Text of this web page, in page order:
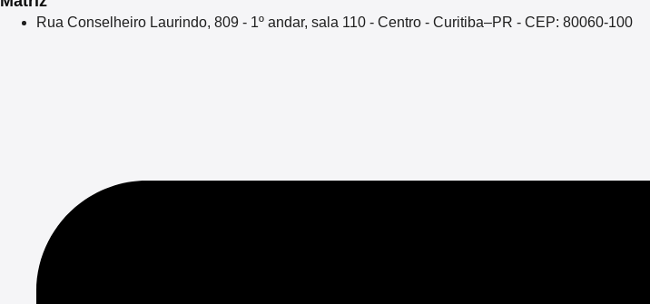
Rua Conselheiro Laurindo, 809 - 1º andar, sala 110 - Centro - Curitiba–PR - CEP: 80060-100